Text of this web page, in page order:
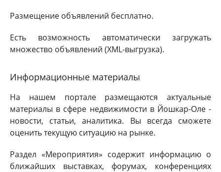
Размещение объявлений бесплатно.
Есть возможность автоматически загружать
множество объявлений (XML-выгрузка).
Информационные материалы
На нашем портале размещаются актуальные
материалы в сфере недвижимости в Йошкар-Оле -
новости, статьи, аналитика. Вы всегда сможете
оценить текущую ситуацию на рынке.
Раздел «Мероприятия» содержит информацию о
ближайших выставках, форумах, конференциях